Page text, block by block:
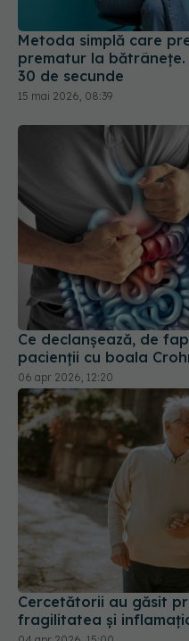
Metoda simplă care
prematur la bătrânețe.
30 de secunde
15 mai 2026, 08:39
Ce declanșează, de
pacienții cu boala
06 apr 2026, 12:20
Cercetătorii au găsit
fragilitatea și